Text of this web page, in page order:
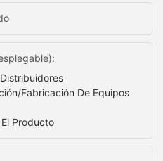
fabricación De Equipos
Producto